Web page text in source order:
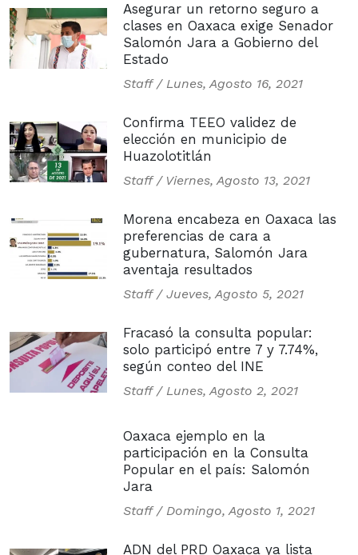
Asegurar un retorno seguro a
clases en Oaxaca exige Senador
Salomón Jara a Gobierno del
Estado
Staff / Lunes, Agosto 16, 2021
Confirma TEEO validez de
elección en municipio de
Huazolotitlán
Staff / Viernes, Agosto 13, 2021
Morena encabeza en Oaxaca las
preferencias de cara a
gubernatura, Salomón Jara
aventaja resultados
Staff / Jueves, Agosto 5, 2021
Fracasó la consulta popular:
solo participó entre 7 y 7.74%,
según conteo del INE
Staff / Lunes, Agosto 2, 2021
Oaxaca ejemplo en la
participación en la Consulta
Popular en el país: Salomón
Jara
Staff / Domingo, Agosto 1, 2021
ADN del PRD Oaxaca ya lista